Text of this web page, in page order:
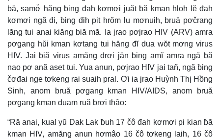
bă, samơ̆ hăng ƀing đah kơmơi juăt ƀă kman hloh lĕ đah
kơmơi ngă đi, ƀing đih pit hrŏm lu mơnuih, bruă pơčrang
lăng tui anai kiăng biă mă. Ia jrao pơjrao HIV (ARV) amra
pơgang hŭi kman kơtang tui hăng đĭ dua wŏt mơng virus
HIV. Jai ƀiă virus amăng drơi jăn ƀing amĭ amra ngă ƀă
nao pơ ană aset tui. Yua anun, pơjrao HIV jai tañ, ngă ƀing
čơđai nge tơkeng rai suaih pral. Ơi ia jrao Huỳnh Thị Hồng
Sinh, anom bruă pơgang kman HIV/AIDS, anom bruă
pơgang kman duam ruă brơi thâo:
“Ră anai, kual yŭ Dak Lak ƀuh 17 čô đah kơmơi pi kian ƀă
kman HIV, amăng anun hơmâo 16 čô tơkeng laih, 16 čô